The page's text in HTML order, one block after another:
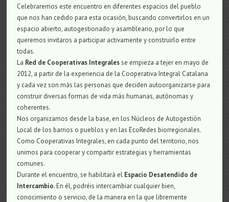
Celebraremos este encuentro en diferentes espacios del pueblo
que nos han cedido para esta ocasión, buscando convertirlos enun
espacio abierto, autogestionado y asambleario, por lo que
queremos invitaros a participar activamente y construirlo entre
todas.
La Red de Cooperativas Integralesse empieza a tejer en mayo de
2012, a partir de la experiencia de la Cooperativa Integral Catalana
y cada vez son más las personas que deciden autoorganizarse para
construir diversas formas de vida más humanas, autónomas y
coherentes.
Nos organizamos desde la base, en los Núcleos de Autogestión
Local de los barrios o pueblos y en las EcoRedes biorregionales.
Como Cooperativas Integrales, en cada punto del territorio, nos
unimos para cooperar y compartir estrategias y herramientas
comunes.
Durante el encuentro, se habilitará el Espacio Desatendido de
Intercambio. En él, podréis intercambiar cualquier bien,
conocimiento o servicio, de la manera en la que libremente